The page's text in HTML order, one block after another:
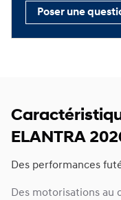
Poser une
ELANTRA
Des performances
Des motorisations au